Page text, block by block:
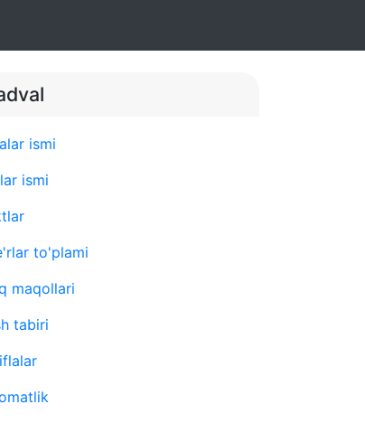
ismi
ismi
to'plami
maqollari
tabiri